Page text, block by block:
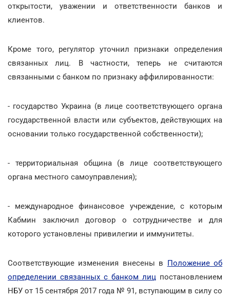
открытости, уважении и ответственности банков и
клиентов.
Кроме того, регулятор уточнил признаки определения
связанных лиц. В частности, теперь не считаются
связанными с банком по признаку аффилированности:
- государство Украина (в лице соответствующего органа
государственной власти или субъектов, действующих на
основании только государственной собственности);
- территориальная община (в лице соответствующего
органа местного самоуправления);
- международное финансовое учреждение, с которым
Кабмин заключил договор о сотрудничестве и для
которого установлены привилегии и иммунитеты.
Соответствующие изменения внесены в Положение об
определении связанных с банком лиц постановлением
НБУ от 15 сентября 2017 года № 91, вступающим в силу со